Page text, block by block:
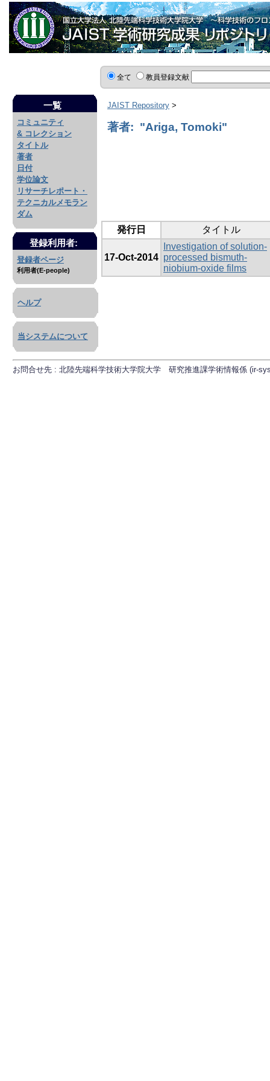
全て 教員登録文献
一覧
コミュニティ
& コレクション
タイトル
著者
日付
学位論文
リサーチレポート・
テクニカルメモラン
ダム
登録利用者:
登録者ページ
利用者(E-people)
ヘルプ
当システムについて
JAIST Repository >
著者: "Ariga, Tomoki"
発行日 タイトル
17-Oct-2014
Investigation of solution-
processed bismuth-
niobium-oxide films
お問合せ先 : 北陸先端科学技術大学院大学 研究推進課学術情報係 (ir-